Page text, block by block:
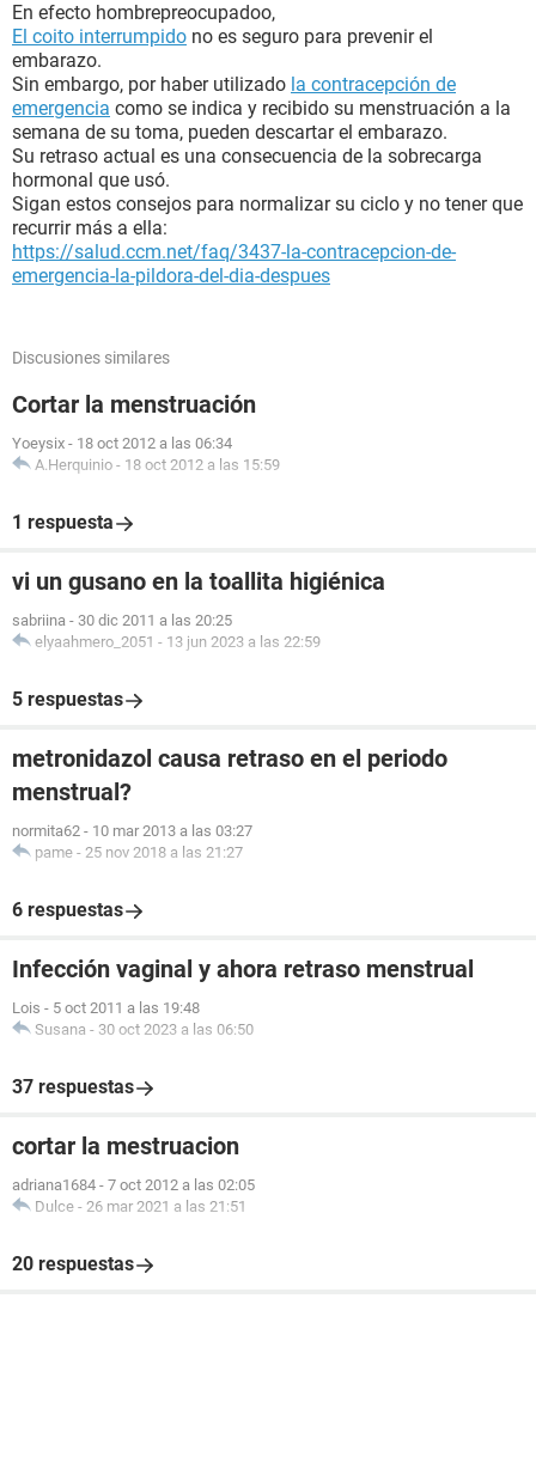
En efecto hombrepreocupadoo,
El coito interrumpido no es seguro para prevenir el
embarazo.
Sin embargo, por haber utilizado la contracepción de
emergencia como se indica y recibido su menstruación a la
semana de su toma, pueden descartar el embarazo.
Su retraso actual es una consecuencia de la sobrecarga
hormonal que usó.
Sigan estos consejos para normalizar su ciclo y no tener que
recurrir más a ella:
https://salud.ccm.net/faq/3437-la-contracepcion-de-
emergencia-la-pildora-del-dia-despues
Discusiones similares
Cortar la menstruación
Yoeysix - 18 oct 2012 a las 06:34
A.Herquinio - 18 oct 2012 a las 15:59
1 respuesta
vi un gusano en la toallita higiénica
sabriina - 30 dic 2011 a las 20:25
elyaahmero_2051 - 13 jun 2023 a las 22:59
5 respuestas
metronidazol causa retraso en el periodo
menstrual?
normita62 - 10 mar 2013 a las 03:27
pame - 25 nov 2018 a las 21:27
6 respuestas
Infección vaginal y ahora retraso menstrual
Lois - 5 oct 2011 a las 19:48
Susana - 30 oct 2023 a las 06:50
37 respuestas
cortar la mestruacion
adriana1684 - 7 oct 2012 a las 02:05
Dulce - 26 mar 2021 a las 21:51
20 respuestas